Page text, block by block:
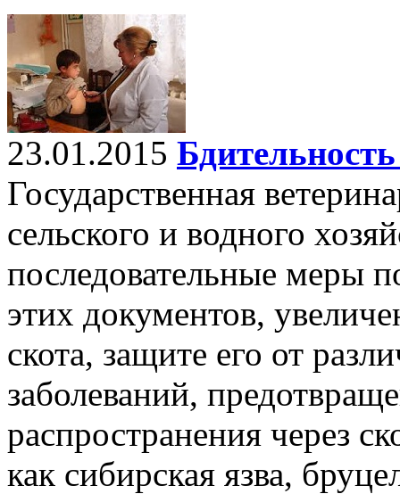
23.01.2015
Государственная
сельского и водного
последовательные меры
этих документов,
скота, защите его от
заболеваний,
распространения через
как сибирская язва,